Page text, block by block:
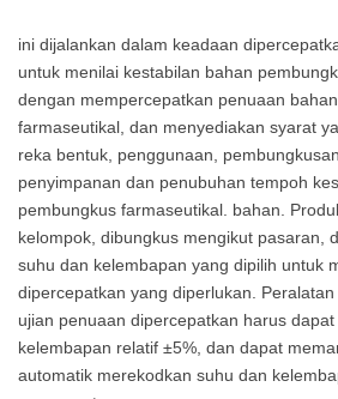
ini dijalankan dalam keadaan
untuk menilai kestabilan bahan
dengan mempercepatkan penuaan
farmaseutikal, dan menyediakan syarat
reka bentuk, penggunaan,
penyimpanan dan penubuhan tempoh
pembungkus farmaseutikal. bahan.
kelompok, dibungkus mengikut pasaran,
suhu dan kelembapan yang dipilih untuk
dipercepatkan yang diperlukan.
ujian penuaan dipercepatkan harus dapat
kelembapan relatif ±5%, dan dapat
automatik merekodkan suhu dan